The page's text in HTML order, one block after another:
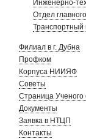
Инженерно-
Отдел
Транспортный
Филиал в г. Дубна
Профком
Корпуса НИИЯФ
Советы
Страница Ученого
Документы
Заявка в НТЦП
Контакты